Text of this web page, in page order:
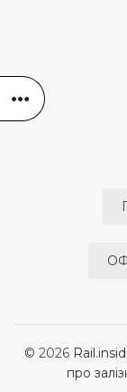
© 2026
про